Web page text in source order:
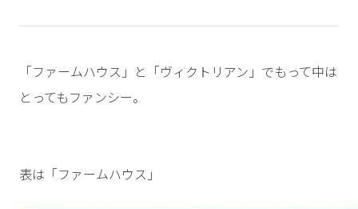
「ファームハウス」と「ヴィクトリアン」でもって中は
とってもファンシー。
表は「ファームハウス」